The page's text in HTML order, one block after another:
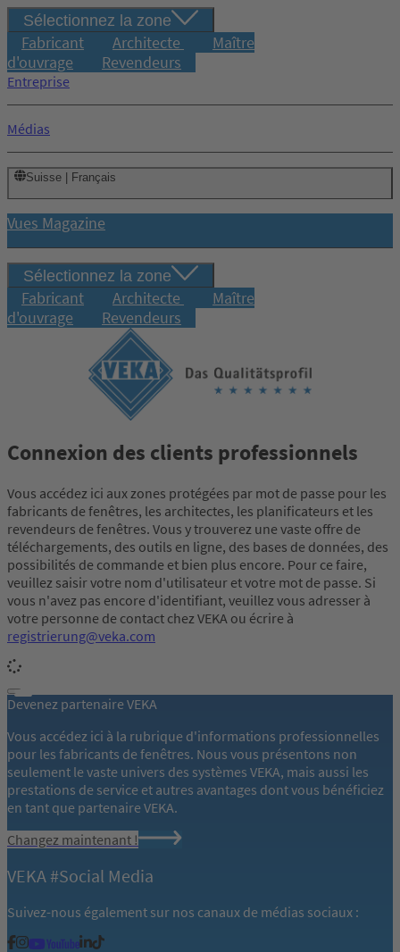
Sélectionnez la zone
Fabricant Architecte
Maître
d'ouvrage
Revendeurs
Entreprise
Médias
Suisse | Français
Vues Magazine
Sélectionnez la zone
Fabricant Architecte
Maître
d'ouvrage
Revendeurs
Connexion des clients professionnels
Vous accédez ici aux zones protégées par mot de passe pour les
fabricants de fenêtres, les architectes, les planificateurs et les
revendeurs de fenêtres. Vous y trouverez une vaste offre de
téléchargements, des outils en ligne, des bases de données, des
possibilités de commande et bien plus encore. Pour ce faire,
veuillez saisir votre nom d'utilisateur et votre mot de passe. Si
vous n'avez pas encore d'identifiant, veuillez vous adresser à
votre personne de contact chez VEKA ou écrire à
registrierung@veka.com
Devenez partenaire VEKA
Vous accédez ici à la rubrique d'informations professionnelles
pour les fabricants de fenêtres. Nous vous présentons non
seulement le vaste univers des systèmes VEKA, mais aussi les
prestations de service et autres avantages dont vous bénéficiez
en tant que partenaire VEKA.
Changez maintenant !
VEKA #Social Media
Suivez-nous également sur nos canaux de médias sociaux :